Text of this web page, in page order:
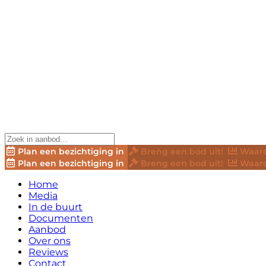
Plan een bezichtiging in Breng een bod uit!
Plan een bezichtiging in
Breng een bod uit!
Home
Media
In de buurt
Documenten
Aanbod
Over ons
Reviews
Contact